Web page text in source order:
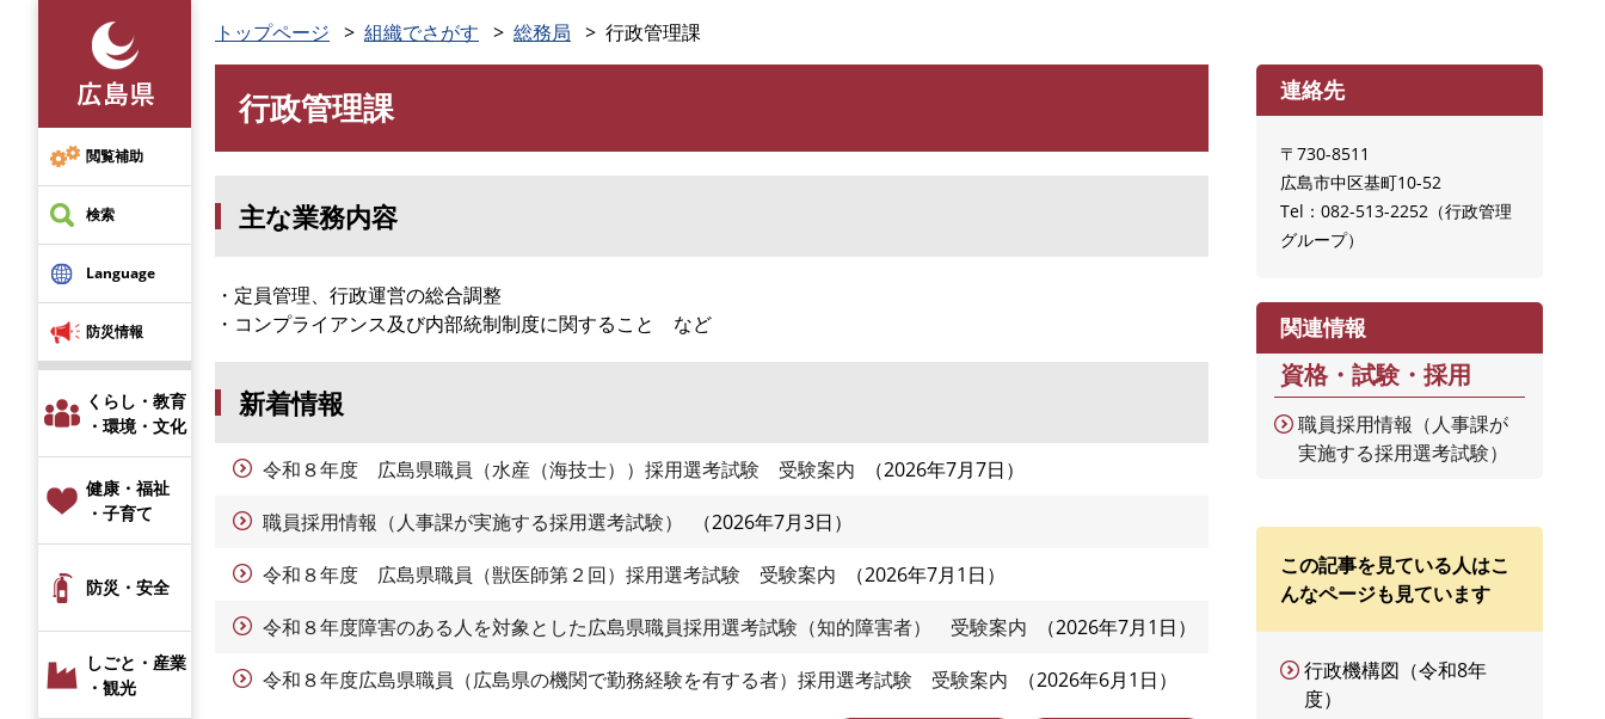
先
頭
で
す
。
閲覧補助
検索
Language
防災情報
くらし・教育
・環境・文化
健康・福祉
・子育て
防災・安全
しごと・産業
・観光
トップページ 組織でさがす 総務局 行政管理課
行政管理課
主な業務内容
・定員管理、行政運営の総合調整
・コンプライアンス及び内部統制制度に関すること など
新着情報
令和８年度 広島県職員（水産（海技士））採用選考試験 受験案内
2026年7月7日
職員採用情報（人事課が実施する採用選考試験）
2026年7月3日
令和８年度 広島県職員（獣医師第２回）採用選考試験 受験案内
2026年7月1日
令和８年度障害のある人を対象とした広島県職員採用選考試験（知的障害者） 受験案内
2026年7月1日
令和８年度広島県職員（広島県の機関で勤務経験を有する者）採用選考試験 受験案内
2026年6月1日
連絡先
〒730-8511
広島市中区基町10-52
Tel：082-513-2252
行政管理
グループ
関連情報
資格・試験・採用
職員採用情報（人事課が
実施する採用選考試験）
この記事を見ている人はこ
んなページも見ています
行政機構図（令和8年
度）